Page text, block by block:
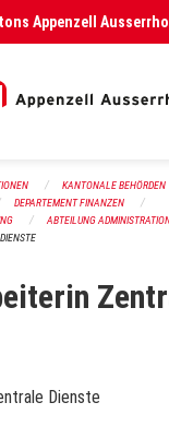
Appenzell
KANTONALE BEHÖRDEN
DEPARTEMENT FINANZEN
ABTEILUNG
Dienste